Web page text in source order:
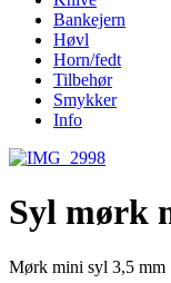
Bankejern
Høvl
Horn/fedt
Tilbehør
Smykker
Info
Syl mørk
Mørk mini syl 3,5 mm